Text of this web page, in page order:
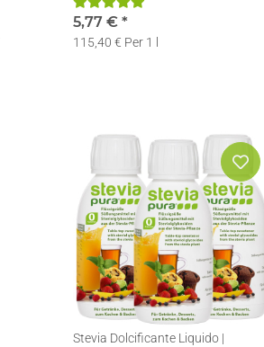
5,77 € *
115,40 € Per 1 l
Stevia Dolcificante Liquido |